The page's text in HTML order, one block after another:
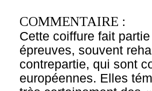
COMMENTAIRE :
Cette coiffure fait
épreuves, souvent
contrepartie, qui sont
européennes. Elles